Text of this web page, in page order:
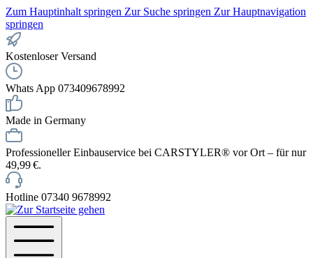
Zum Hauptinhalt springen Zur Suche springen Zur Hauptnavigation
springen
Kostenloser Versand
Whats App 073409678992
Made in Germany
Professioneller Einbauservice bei CARSTYLER® vor Ort – für nur
49,99 €.
Hotline 07340 9678992